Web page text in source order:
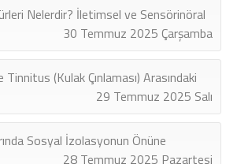
Nelerdir? İletimsel ve Sensörinöral
30 Temmuz 2025 Çarşamba
(Kulak Çınlaması) Arasındaki
29 Temmuz 2025 Salı
Sosyal İzolasyonun Önüne
28 Temmuz 2025 Pazartesi